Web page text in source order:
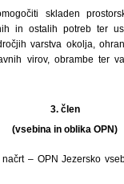
skladen
in ostalih potreb ter
varstva okolja,
virov, obrambe ter
3. člen
(vsebina in oblika OPN)
– OPN Jezersko